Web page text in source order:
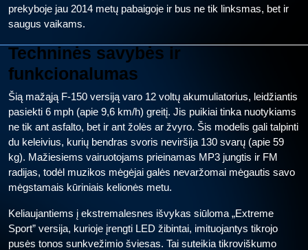
prekyboje jau 2014 metų pabaigoje ir bus ne tik linksmas, bet ir
saugus vaikams.
Techninės savybės ir
funkcionalumas
Šią mažąją F-150 versiją varo 12 voltų akumuliatorius, leidžiantis
pasiekti 6 mph (apie 9,6 km/h) greitį. Jis puikiai tinka nuotykiams
ne tik ant asfalto, bet ir ant žolės ar žvyro. Šis modelis gali talpinti
du keleivius, kurių bendras svoris neviršija 130 svarų (apie 59
kg). Mažiesiems vairuotojams prieinamas MP3 jungtis ir FM
radijas, todėl muzikos mėgėjai galės nevaržomai mėgautis savo
mėgstamais kūriniais kelionės metu.
Keliaujantiems į ekstremalesnes išvykas siūloma „Extreme
Sport” versija, kurioje įrengti LED žibintai, imituojantys tikrojo
pusės tonos sunkvežimio šviesas. Tai suteikia tikroviškumo